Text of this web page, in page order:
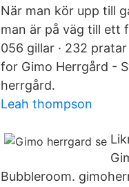
När man kör upp till
man är på väg till ett
056 gillar · 232
for Gimo Herrgård -
herrgård.
Leah thompson
Bubbleroom.